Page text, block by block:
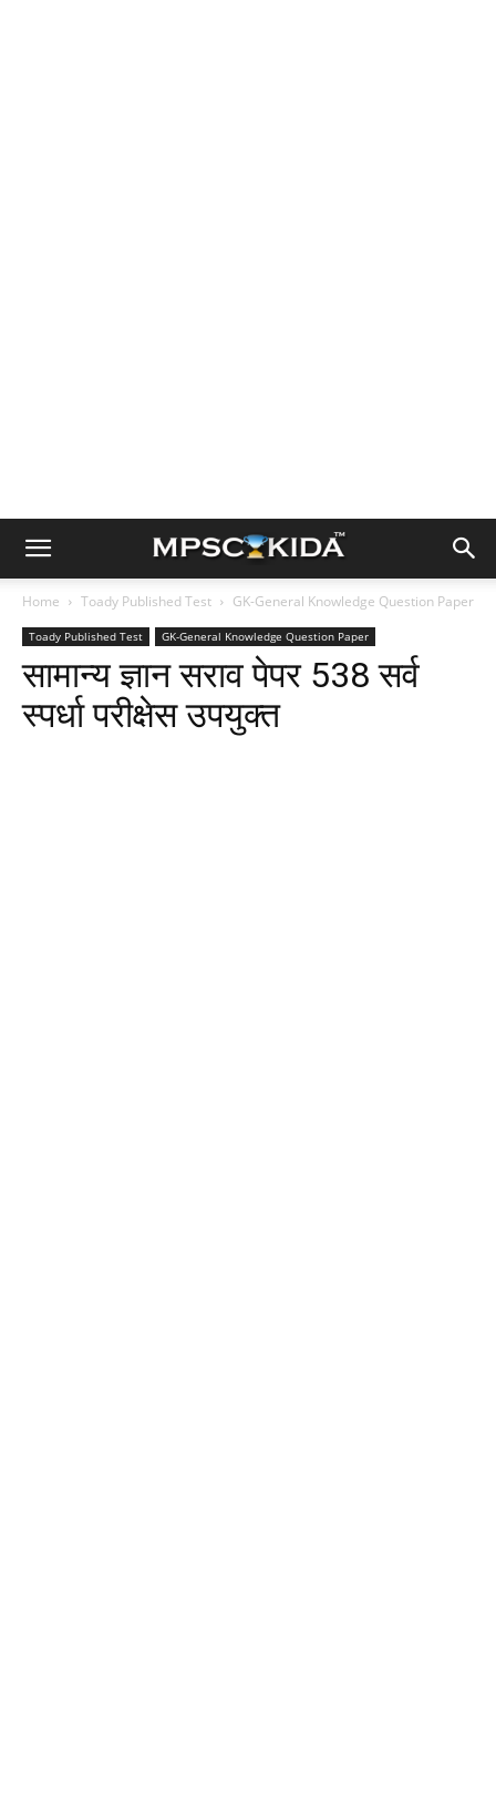
Home Toady Published Test GK-General Knowledge Question Paper
Toady Published Test GK-General Knowledge Question Paper
सामान्य ज्ञान सराव पेपर 538 सर्व
स्पर्धा परीक्षेस उपयुक्त